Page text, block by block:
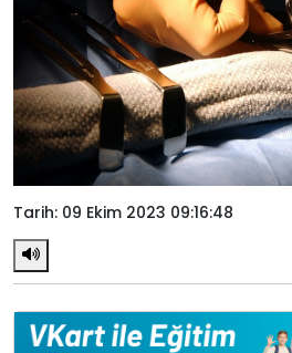
Tarih: 09 Ekim 2023 09:16:48